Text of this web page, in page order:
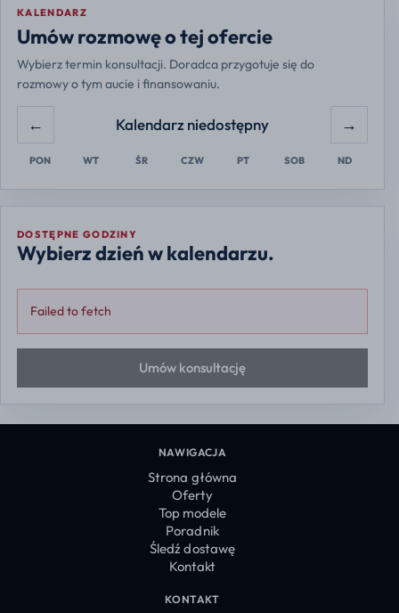
KALENDARZ
Umów rozmowę o tej ofercie
Wybierz termin konsultacji. Doradca przygotuje się do
rozmowy o tym aucie i finansowaniu.
Europe/Warsaw
← Kalendarz niedostępny →
PON WT ŚR CZW PT SOB ND
DOSTĘPNE GODZINY
Wybierz dzień w kalendarzu.
Failed to fetch
Umów konsultację
NAWIGACJA
Strona główna
Oferty
Top modele
Poradnik
Śledź dostawę
Kontakt
KONTAKT